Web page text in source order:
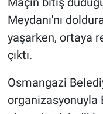
Meydanı'nı
yaşarken, ortaya
çıktı.
Osmangazi
organizasyonuyla